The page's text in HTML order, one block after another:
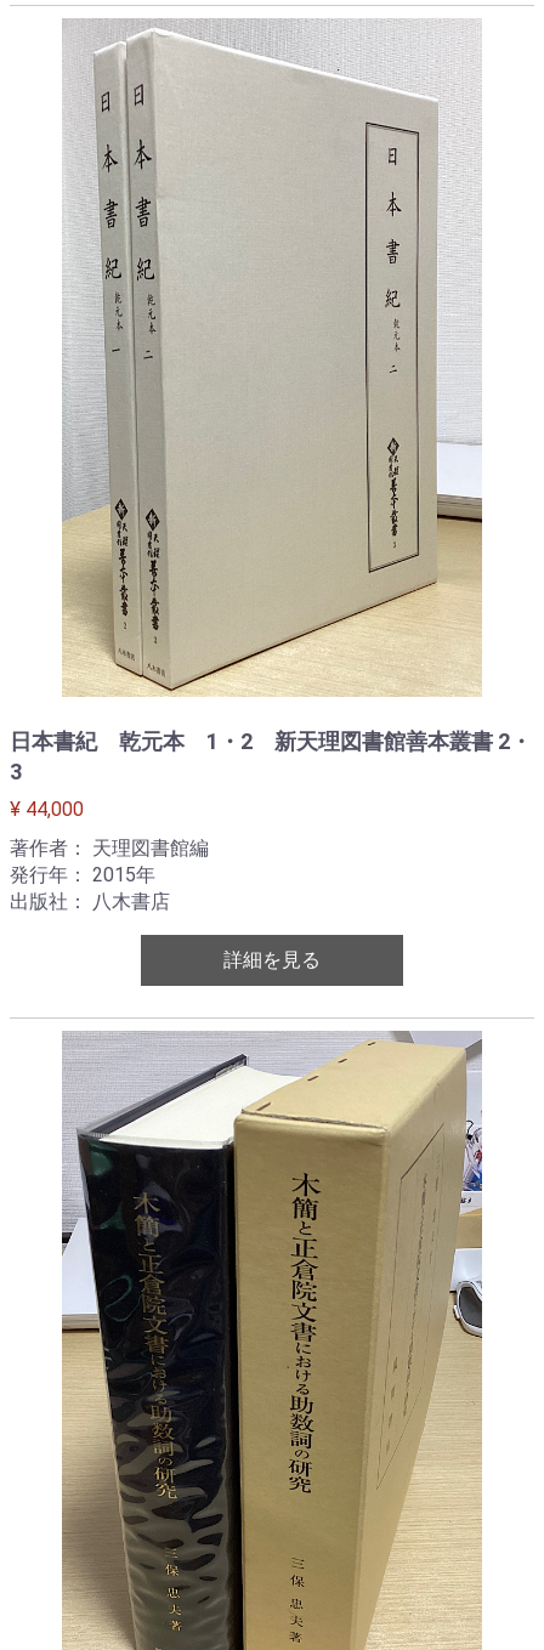
日本書紀 乾元本 1・2 新天理図書館善本叢書 2・
3
¥ 44,000
著作者： 天理図書館編
発行年： 2015年
出版社： 八木書店
詳細を見る